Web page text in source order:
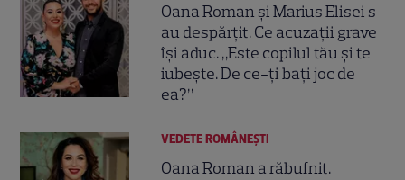
Oana Roman și Marius Elisei s-
au despărțit. Ce acuzații grave
își aduc. „Este copilul tău și te
iubește. De ce-ți bați joc de
ea?”
VEDETE ROMÂNEŞTI
Oana Roman a răbufnit.